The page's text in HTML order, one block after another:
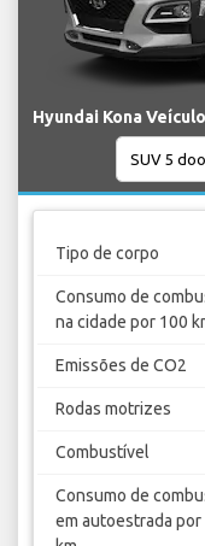
Hyundai Kona
Tipo de corpo
Consumo de
na cidade por 100
Emissões de CO2
Rodas motrizes
Combustível
Consumo de
em autoestrada por